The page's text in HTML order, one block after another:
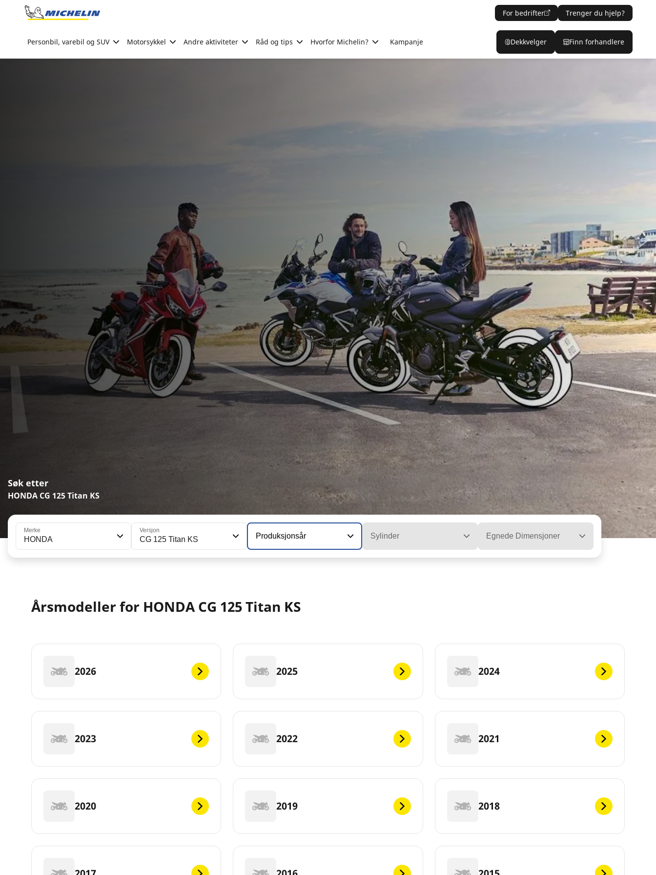
Go to page content
For bedrifter Trenger du hjelp?
Personbil, varebil og SUV Motorsykkel Andre aktiviteter Råd og tips Hvorfor Michelin? Kampanje Dekkvelger Finn forhandlere
Søk etter
HONDA CG 125 Titan KS
Merke
HONDA
Versjon
CG 125 Titan KS Produksjonsår Sylinder Egnede Dimensjoner
Årsmodeller for HONDA CG 125 Titan KS
2026 2025 2024
2023 2022 2021
2020 2019 2018